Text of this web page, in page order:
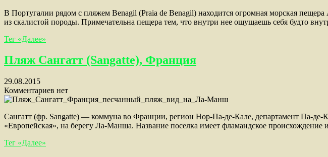
В Португалии рядом с пляжем Benagil (Praia de Benagil) находится огромная морская
из скалистой породы. Примечательна пещера тем, что внутри нее ощущаешь себя будто
Тег «Далее»
Пляж Сангатт (Sangatte), Франция
29.08.2015
Комментариев нет
Сангатт (фр. Sangatte) — коммуна во Франции, регион Нор-Па-де-Кале, департамент Па-де-
«Европейская», на берегу Ла-Манша. Название поселка имеет фламандское
Тег «Далее»